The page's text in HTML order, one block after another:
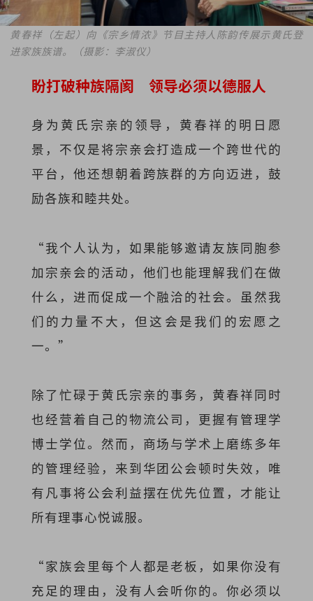
黄春祥（左起）向《宗乡情浓》节目主持人陈韵传展示黄氏登
进家族族谱。（摄影：李淑仪）
盼打破种族隔阂 领导必须以德服人
身为黄氏宗亲的领导，黄春祥的明日愿
景，不仅是将宗亲会打造成一个跨世代的
平台，他还想朝着跨族群的方向迈进，鼓
励各族和睦共处。
“我个人认为，如果能够邀请友族同胞参
加宗亲会的活动，他们也能理解我们在做
什么，进而促成一个融洽的社会。虽然我
们的力量不大，但这会是我们的宏愿之
一。”
除了忙碌于黄氏宗亲的事务，黄春祥同时
也经营着自己的物流公司，更握有管理学
博士学位。然而，商场与学术上磨练多年
的管理经验，来到华团公会顿时失效，唯
有凡事将公会利益摆在优先位置，才能让
所有理事心悦诚服。
“家族会里每个人都是老板，如果你没有
充足的理由，没有人会听你的。你必须以